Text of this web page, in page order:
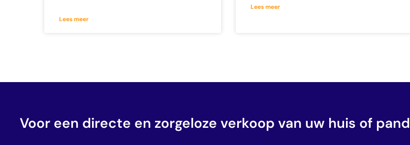
Lees meer
Lees meer
Voor een directe en zorgeloze verkoop van uw huis of pand